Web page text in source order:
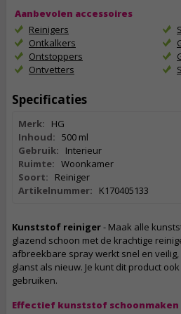
Aanbevolen accessoires
Reinigers
Ontkalkers
Ontstoppers
Ontvetters
Specificaties
Merk:
HG
Inhoud: 500 ml
Gebruik:
Interieur
Ruimte: Woonkamer
Soort:
Reiniger
Artikelnummer:
K170405133
Kunststof reiniger- Maak alle
glazend schoon met de krachtige
afbreekbare spray werkt snel en
glanst als nieuw. Je kunt dit product
gebruiken.
Effectief kunststof schoonmaken